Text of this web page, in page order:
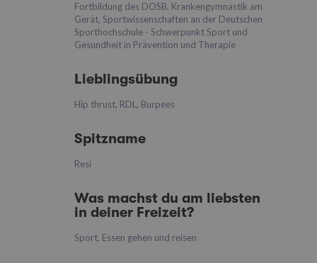
Fortbildung des DOSB, Krankengymnastik am
Gerät, Sportwissenschaften an der Deutschen
Sporthochschule - Schwerpunkt Sport und
Gesundheit in Prävention und Therapie
Lieblingsübung
Hip thrust, RDL, Burpees
Spitzname
Resi
Was machst du am liebsten
in deiner Freizeit?
Sport, Essen gehen und reisen